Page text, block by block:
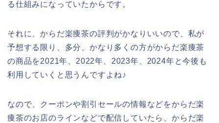
る仕組みになっていたからです。
それに、からだ楽痩茶の評判がかなりいいので、私が
予想する限り、多分、かなり多くの方がからだ楽痩茶
の商品を2021年、2022年、2023年、2024年と今後も
利用していくと思うんですよね♪
なので、クーポンや割引セールの情報などをからだ楽
痩茶のお店のラインなどで配信していたら、からだ楽